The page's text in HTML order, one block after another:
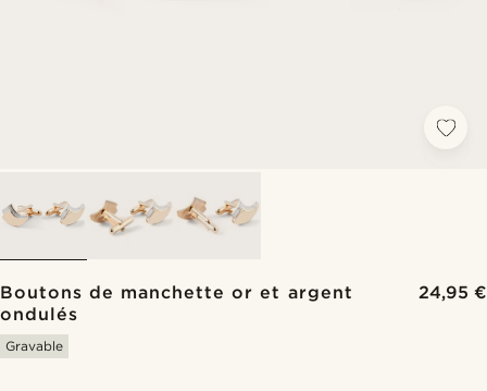
Boutons de manchette or et argent
ondulés
24,95 €
Gravable